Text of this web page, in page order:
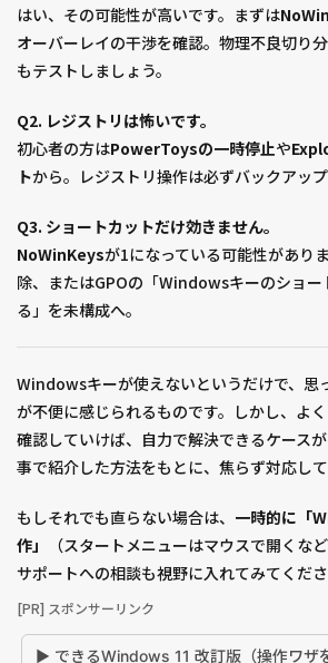
はい、その可能性が高いです。まずは
オーバーレイの干渉を確認。物理不良切り
もテストしましょう。
Q2. レジストリは怖いです。
初心者の方はPowerToysの一時停止や
トから。レジストリ操作は必ずバックアップ
Q3. ショートカットだけ効きません。
NoWinKeysが1になっている可能性があり
除、またはGPOの「Windowsキーのショー
る」を未構成へ。
Windowsキーが使えないというだけで、思
が不便に感じられるものです。しかし、よ
確認していけば、自力で解決できるケース
事で紹介した方法をもとに、焦らず対応して
もしそれでも直らない場合は、 一時的に「
作」
（スタートメニューはマウスで開くな
サポートへの相談も視野に入れてみてくださ
[PR] スポンサーリンク
▶ できるWindows 11 改訂版（操作ワザ